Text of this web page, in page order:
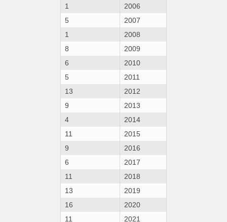
1
2006
5
2007
1
2008
8
2009
6
2010
5
2011
13
2012
9
2013
4
2014
11
2015
9
2016
6
2017
11
2018
13
2019
16
2020
11
2021